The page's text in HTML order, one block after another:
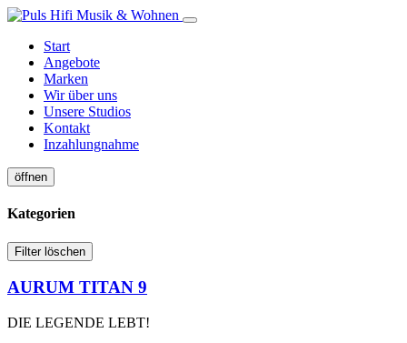
Start
Angebote
Marken
Wir über uns
Unsere Studios
Kontakt
Inzahlungnahme
öffnen
Kategorien
Filter löschen
AURUM TITAN 9
DIE LEGENDE LEBT!